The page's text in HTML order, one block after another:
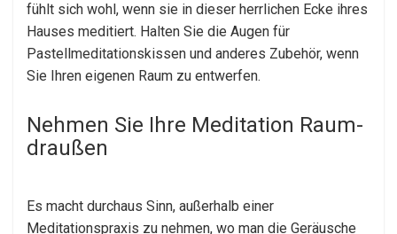
fühlt sich wohl, wenn sie in dieser herrlichen Ecke ihres
Hauses meditiert. Halten Sie die Augen für
Pastellmeditationskissen und anderes Zubehör, wenn
Sie Ihren eigenen Raum zu entwerfen.
Nehmen Sie Ihre Meditation Raum-
draußen
Es macht durchaus Sinn, außerhalb einer
Meditationspraxis zu nehmen, wo man die Geräusche